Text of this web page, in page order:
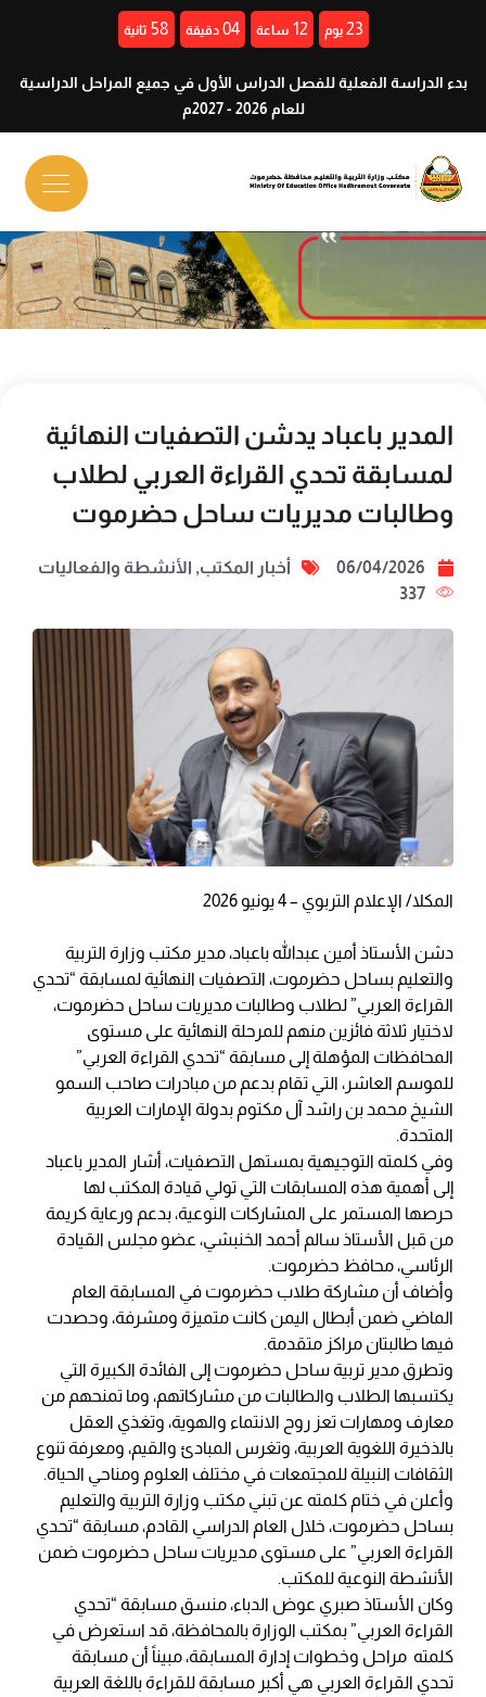
23 يوم 12 ساعة 04 دقيقة 57 ثانية
بدء الدراسة الفعلية للفصل الدراس الأول في جميع المراحل الدراسية
للعام 2026 - 2027م
المدير باعباد يدشن التصفيات النهائية
لمسابقة تحدي القراءة العربي لطلاب
وطالبات مديريات ساحل حضرموت
06/04/2026 أخبار المكتب, الأنشطة والفعاليات
337
المكلا/ الإعلام التربوي – 4 يونيو 2026
دشن الأستاذ أمين عبدالله باعباد، مدير مكتب وزارة التربية
والتعليم بساحل حضرموت، التصفيات النهائية لمسابقة “تحدي
القراءة العربي” لطلاب وطالبات مديريات ساحل حضرموت،
لاختيار ثلاثة فائزين منهم للمرحلة النهائية على مستوى
المحافظات المؤهلة إلى مسابقة “تحدي القراءة العربي”
للموسم العاشر، التي تقام بدعم من مبادرات صاحب السمو
الشيخ محمد بن راشد آل مكتوم بدولة الإمارات العربية
المتحدة.
وفي كلمته التوجيهية بمستهل التصفيات، أشار المدير باعباد
إلى أهمية هذه المسابقات التي تولي قيادة المكتب لها
حرصها المستمر على المشاركات النوعية، بدعم ورعاية كريمة
من قبل الأستاذ سالم أحمد الخنبشي، عضو مجلس القيادة
الرئاسي، محافظ حضرموت.
وأضاف أن مشاركة طلاب حضرموت في المسابقة العام
الماضي ضمن أبطال اليمن كانت متميزة ومشرفة، وحصدت
فيها طالبتان مراكز متقدمة.
وتطرق مدير تربية ساحل حضرموت إلى الفائدة الكبيرة التي
يكتسبها الطلاب والطالبات من مشاركاتهم، وما تمنحهم من
معارف ومهارات تعز روح الانتماء والهوية، وتغذي العقل
بالذخيرة اللغوية العربية، وتغرس المبادئ والقيم، ومعرفة تنوع
الثقافات النبيلة للمجتمعات في مختلف العلوم ومناحي الحياة.
وأعلن في ختام كلمته عن تبني مكتب وزارة التربية والتعليم
بساحل حضرموت، خلال العام الدراسي القادم، مسابقة “تحدي
القراءة العربي” على مستوى مديريات ساحل حضرموت ضمن
الأنشطة النوعية للمكتب.
وكان الأستاذ صبري عوض الدباء، منسق مسابقة “تحدي
القراءة العربي” بمكتب الوزارة بالمحافظة، قد استعرض في
كلمته مراحل وخطوات إدارة المسابقة، مبيناً أن مسابقة
تحدي القراءة العربي هي أكبر مسابقة للقراءة باللغة العربية